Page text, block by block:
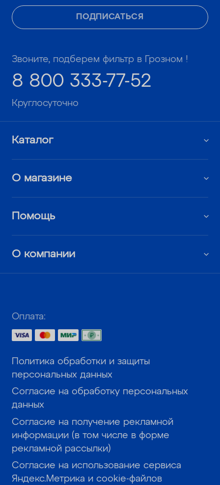
ПОДПИСАТЬСЯ
Звоните, подберем фильтр в Грозном !
8 800 333-77-52
Круглосуточно
Каталог
О магазине
Помощь
О компании
Оплата:
Политика обработки и защиты
персональных данных
Согласие на обработку персональных
данных
Согласие на получение рекламной
информации (в том числе в форме
рекламной рассылки)
Согласие на использование сервиса
Яндекс.Метрика и cookie-файлов